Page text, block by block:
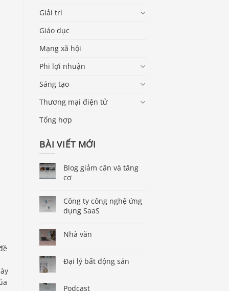
Giải trí
Giáo dục
Mạng xã hội
Phi lợi nhuận
Sáng tạo
Thương mại điện tử
Tổng hợp
BÀI VIẾT MỚI
Blog giảm cân và tăng
cơ
Công ty công nghệ ứng
dụng SaaS
Nhà văn
Đại lý bất động sản
Podcast